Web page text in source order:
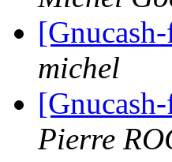
michel
Pierre